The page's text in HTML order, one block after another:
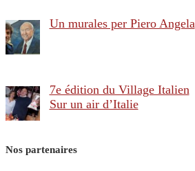
Un murales per Piero Angela
7e édition du Village Italien
Sur un air d’Italie
Nos partenaires